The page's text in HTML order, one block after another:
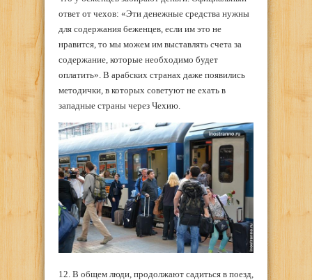
ответ от чехов: «Эти денежные средства нужны
для содержания беженцев, если им это не
нравится, то мы можем им выставлять счета за
содержание, которые необходимо будет
оплатить». В арабских странах даже появились
методички, в которых советуют не ехать в
западные страны через Чехию.
12. В общем люди, продолжают садиться в поезд,